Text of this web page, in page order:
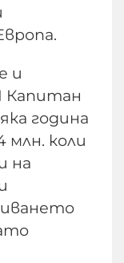
и
Капитан
година
коли
на